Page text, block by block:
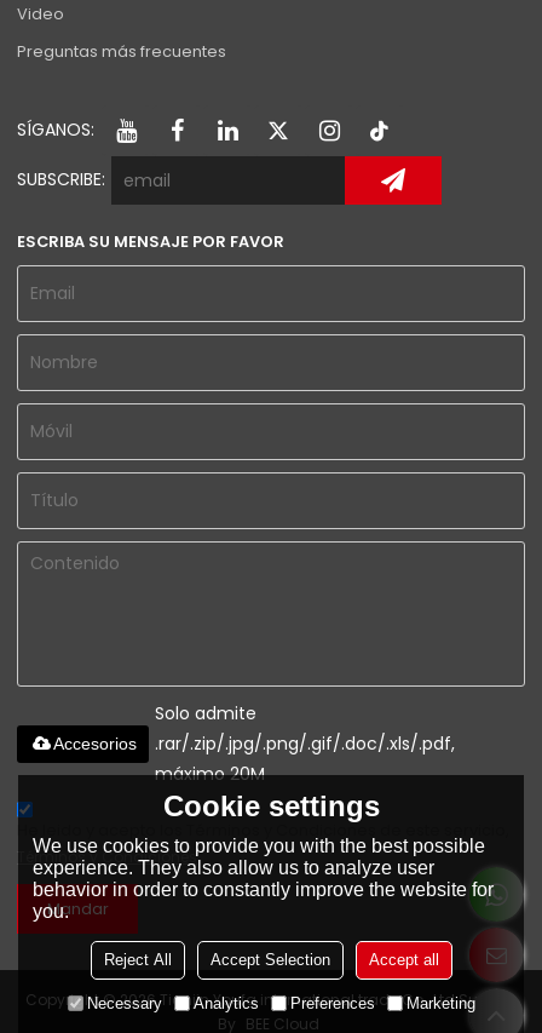
Video
Preguntas más frecuentes
SÍGANOS:
SUBSCRIBE:
ESCRIBA SU MENSAJE POR FAVOR
Solo admite
.rar/.zip/.jpg/.png/.gif/.doc/.xls/.pdf,
máximo 20M
Accesorios
Términos y Condiciones
Mandar
Copyright © 2026Tianjin Youfa international trade Co., LtdSupport
By BEE Cloud
Cookie settings
We use cookies to provide you with the best possible
experience. They also allow us to analyze user
behavior in order to constantly improve the website for
you.
Reject All Accept Selection Accept all
Necessary Analytics Preferences Marketing